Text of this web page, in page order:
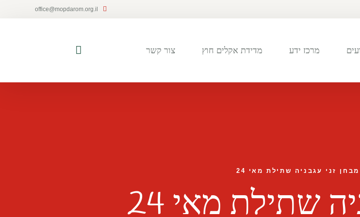
office@mopdarom.org.il
מרכז ידע מדידת אקלים חוץ צור קשר
מבחן זני עגבניה שתילת מאי 24
שתילת מאי 24